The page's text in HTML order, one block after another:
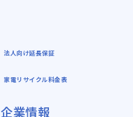
法人向け延長保証
家電リサイクル料金表
企業情報